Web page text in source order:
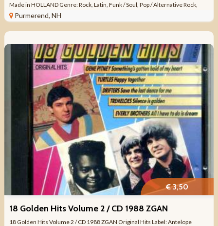
Made in HOLLAND Genre: Rock, Latin, Funk / Soul, Pop / Alternative Rock,
Hard Rock, ...
Purmerend, NH
€ 3,50
18 Golden Hits Volume 2 / CD 1988 ZGAN
18 Golden Hits Volume 2 / CD 1988 ZGAN Original Hits Label: Antelope